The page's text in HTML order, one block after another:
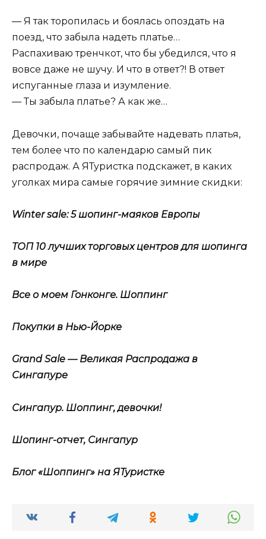
— Я так торопилась и боялась опоздать на
поезд, что забыла надеть платье…
Распахиваю тренчкот, что бы убедился, что я
вовсе даже не шучу. И что в ответ?! В ответ
испуганные глаза и изумление.
— Ты забыла платье? А как же…
Девочки, почаще забывайте надевать платья,
тем более что по календарю самый пик
распродаж. А ЯТуристка подскажет, в каких
уголках мира самые горячие зимние скидки:
Winter sale: 5 шопинг-маяков Европы
ТОП 10 лучших торговых центров для шопинга
в мире
Все о моем Гонконге. Шоппинг
Покупки в Нью-Йорке
Grand Sale — Великая Распродажа в
Сингапуре
Сингапур. Шоппинг, девочки!
Шопинг-отчет, Сингапур
Блог «Шоппинг» на ЯТуристке